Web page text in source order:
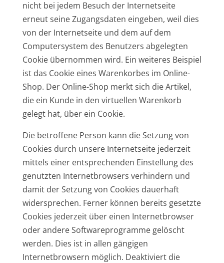
nicht bei jedem Besuch der Internetseite
erneut seine Zugangsdaten eingeben, weil dies
von der Internetseite und dem auf dem
Computersystem des Benutzers abgelegten
Cookie übernommen wird. Ein weiteres Beispiel
ist das Cookie eines Warenkorbes im Online-
Shop. Der Online-Shop merkt sich die Artikel,
die ein Kunde in den virtuellen Warenkorb
gelegt hat, über ein Cookie.
Die betroffene Person kann die Setzung von
Cookies durch unsere Internetseite jederzeit
mittels einer entsprechenden Einstellung des
genutzten Internetbrowsers verhindern und
damit der Setzung von Cookies dauerhaft
widersprechen. Ferner können bereits gesetzte
Cookies jederzeit über einen Internetbrowser
oder andere Softwareprogramme gelöscht
werden. Dies ist in allen gängigen
Internetbrowsern möglich. Deaktiviert die